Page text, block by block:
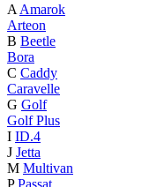
A Amarok
Arteon
B Beetle
Bora
C Caddy
Caravelle
G Golf
Golf Plus
I ID.4
J Jetta
M Multivan
P Passat